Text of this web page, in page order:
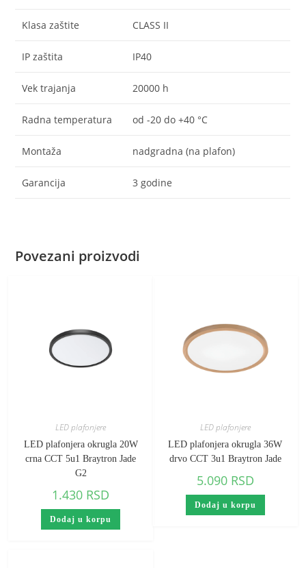
Klasa zaštite CLASS II
IP zaštita IP40
Vek trajanja 20000 h
Radna temperatura od -20 do +40 °C
Montaža nadgradna (na plafon)
Garancija 3 godine
Povezani proizvodi
LED plafonjere
LED plafonjera okrugla 20W
crna CCT 5u1 Braytron Jade
G2
1.430 RSD
Dodaj u korpu
LED plafonjere
LED plafonjera okrugla 36W
drvo CCT 3u1 Braytron Jade
5.090 RSD
Dodaj u korpu